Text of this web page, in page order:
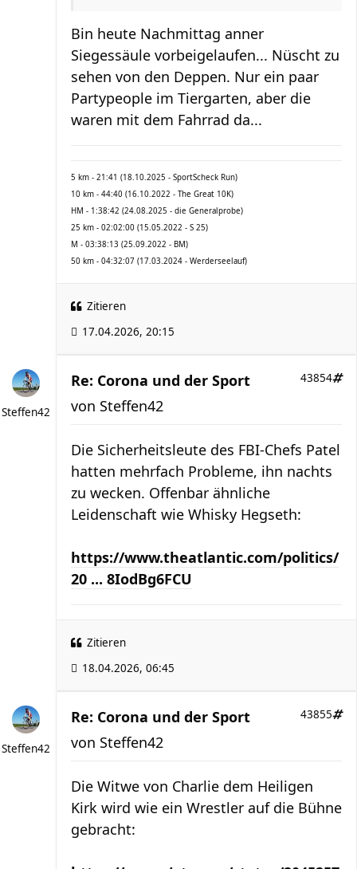
Bin heute Nachmittag anner
Siegessäule vorbeigelaufen... Nüscht zu
sehen von den Deppen. Nur ein paar
Partypeople im Tiergarten, aber die
waren mit dem Fahrrad da...
5 km - 21:41 (18.10.2025 - SportScheck Run)
10 km - 44:40 (16.10.2022 - The Great 10K)
HM - 1:38:42 (24.08.2025 - die Generalprobe)
25 km - 02:02:00 (15.05.2022 - S 25)
M - 03:38:13 (25.09.2022 - BM)
50 km - 04:32:07 (17.03.2024 - Werderseelauf)
Zitieren
17.04.2026, 20:15
Steffen42
Re: Corona und der Sport 43854
von Steffen42
Die Sicherheitsleute des FBI-Chefs Patel
hatten mehrfach Probleme, ihn nachts
zu wecken. Offenbar ähnliche
Leidenschaft wie Whisky Hegseth:
https://www.theatlantic.com/politics/
20 ... 8IodBg6FCU
Zitieren
18.04.2026, 06:45
Steffen42
Re: Corona und der Sport 43855
von Steffen42
Die Witwe von Charlie dem Heiligen
Kirk wird wie ein Wrestler auf die Bühne
gebracht: